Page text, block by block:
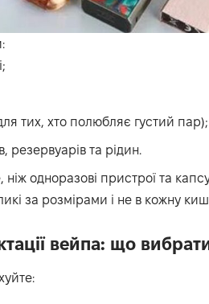
тих, хто полюбляє густий пар);
резервуарів та рідин.
одноразові пристрої та
за розмірами і не в кожну
вейпа: що